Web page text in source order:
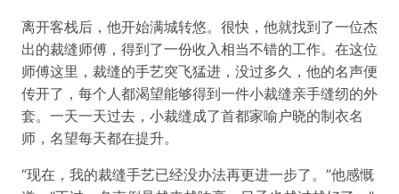
离开客栈后，他开始满城转悠。很快，他就找到了一位杰
出的裁缝师傅，得到了一份收入相当不错的工作。在这位
师傅这里，裁缝的手艺突飞猛进，没过多久，他的名声便
传开了，每个人都渴望能够得到一件小裁缝亲手缝纫的外
套。一天一天过去，小裁缝成了首都家喻户晓的制衣名
师，名望每天都在提升。
“现在，我的裁缝手艺已经没办法再更进一步了。”他感慨